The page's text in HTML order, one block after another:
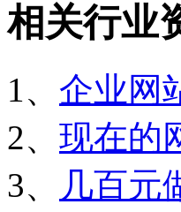
相关行业
1、 企业网
2、 现在的
3、
几百元